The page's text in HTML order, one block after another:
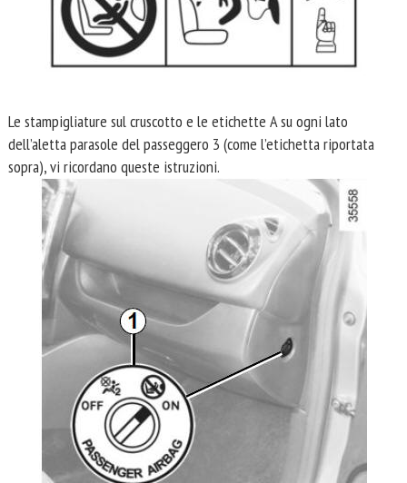
Le stampigliature sul cruscotto e le etichette A su ogni lato
dell’aletta parasole del passeggero 3 (come l’etichetta riportata
sopra), vi ricordano queste istruzioni.